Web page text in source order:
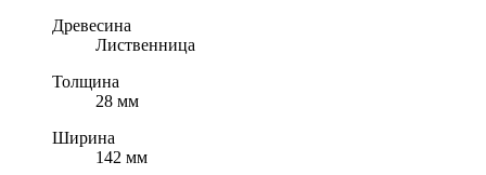
Древесина
Лиственница
Толщина
28 мм
Ширина
142 мм